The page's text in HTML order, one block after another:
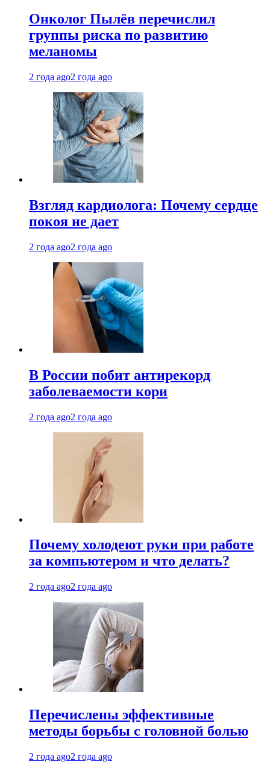
Онколог Пылёв перечислил
группы риска по развитию
меланомы
2 года ago2 года ago
Взгляд кардиолога: Почему сердце
покоя не дает
2 года ago2 года ago
В России побит антирекорд
заболеваемости кори
2 года ago2 года ago
Почему холодеют руки при работе
за компьютером и что делать?
2 года ago2 года ago
Перечислены эффективные
методы борьбы с головной болью
2 года ago2 года ago